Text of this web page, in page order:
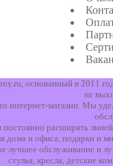
основанный в 2011
не
магазин. Мы
постоянно расширять
дома и офиса, подарки и
лучшее обслуживание
стулья, кресла, детские